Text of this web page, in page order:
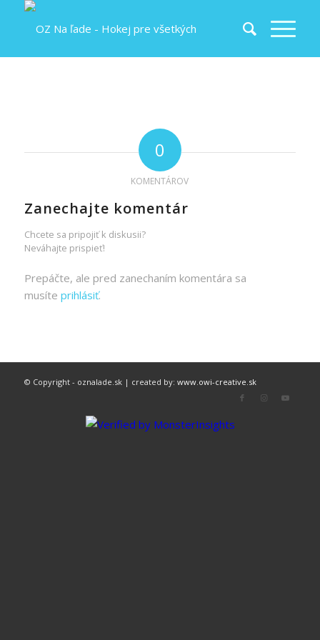
0
KOMENTÁROV
Zanechajte komentár
Chcete sa pripojiť k diskusii?
Neváhajte prispieť!
Prepáčte, ale pred zanechaním komentára sa
musíte prihlásiť.
© Copyright - oznalade.sk | created by: www.owi-creative.sk